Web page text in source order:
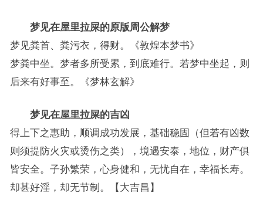
梦见在屋里拉屎的原版周公解梦
梦见粪首、粪污衣，得财。《敦煌本梦书》
梦粪中坐。梦者多所受累，到底难行。若梦中坐起，则
后来有好事至。《梦林玄解》
梦见在屋里拉屎的吉凶
得上下之惠助，顺调成功发展，基础稳固（但若有凶数
则须提防火灾或烫伤之类），境遇安泰，地位，财产俱
皆安全。子孙繁荣，心身健和，无忧自在，幸福长寿。
却甚好淫，却无节制。【大吉昌】